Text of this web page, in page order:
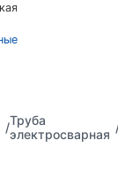
Труба
электросварная